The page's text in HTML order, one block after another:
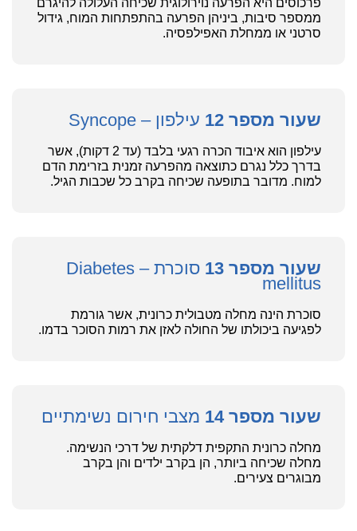
פרכוסים היא הפרעה נוירולוגית שכיחה העלולה להיגרם
ממספר סיבות, ביניהן הפרעה בהתפתחות המוח, גידול
סרטני או ממחלת האפילפסיה.
שעור מספר 12 עילפון – Syncope
עילפון הוא איבוד הכרה רגעי בלבד (עד 2 דקות), אשר
בדרך כלל נגרם כתוצאה מהפרעה זמנית בזרימת הדם
למוח. מדובר בתופעה שכיחה בקרב כל שכבות הגיל.
שעור מספר 13 סוכרת – Diabetes
mellitus
סוכרת הינה מחלה מטבולית כרונית, אשר גורמת
לפגיעה ביכולתו של החולה לאזן את רמות הסוכר בדמו.
שעור מספר 14 מצבי חירום נשימתיים
מחלה כרונית התקפית דלקתית של דרכי הנשימה.
מחלה שכיחה ביותר, הן בקרב ילדים והן בקרב
מבוגרים צעירים.